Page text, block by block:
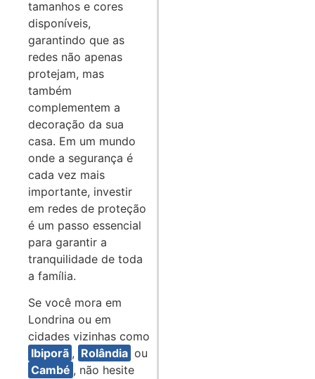
tamanhos e cores
disponíveis,
garantindo que as
redes não apenas
protejam, mas
também
complementem a
decoração da sua
casa. Em um mundo
onde a segurança é
cada vez mais
importante, investir
em redes de proteção
é um passo essencial
para garantir a
tranquilidade de toda
a família.
Se você mora em
Londrina ou em
cidades vizinhas como
Ibiporã , Rolândia ou
Cambé , não hesite